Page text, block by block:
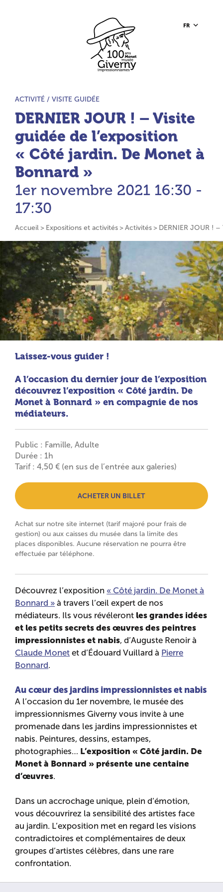
FR
Accueil du site
TYPE D’ACTIVITÉ :
ACTIVITÉ /VISITE GUIDÉE
DERNIER JOUR ! – Visite
guidée de l’exposition
« Côté jardin. De Monet à
Bonnard »
1er novembre 2021 16:30 -
17:30
Accueil Expositions et activités Activités DERNIER JOUR !
Laissez-vous guider !
A l’occasion du dernier jour de l’exposition
découvrez l’exposition « Côté jardin. De
Monet à Bonnard » en compagnie de nos
médiateurs.
Public : Famille, Adulte
Durée : 1h
Tarif : 4,50 € (en sus de l’entrée aux galeries)
ACHETER UN BILLET
Achat sur notre site internet (tarif majoré pour frais de
gestion) ou aux caisses du musée dans la limite des
places disponibles. Aucune réservation ne pourra être
effectuée par téléphone.
Découvrez l’exposition « Côté jardin. De Monet à
Bonnard » à travers l’œil expert de nos
médiateurs. Ils vous révéleront les grandes idées
et les petits secrets des œuvres des peintres
impressionnistes et nabis, d’Auguste Renoir à
Claude Monet et d’Édouard Vuillard à Pierre
Bonnard.
Au cœur des jardins impressionnistes et nabis
A l’occasion du 1er novembre, le musée des
impressionnismes Giverny vous invite à une
promenade dans les jardins impressionnistes et
nabis. Peintures, dessins, estampes,
photographies… L’exposition « Côté jardin. De
Monet à Bonnard » présente une centaine
d’œuvres.
Dans un accrochage unique, plein d’émotion,
vous découvrirez la sensibilité des artistes face
au jardin. L’exposition met en regard les visions
contradictoires et complémentaires de deux
groupes d’artistes célèbres, dans une rare
confrontation.